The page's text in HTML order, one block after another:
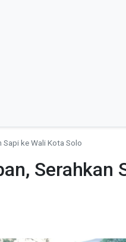
Sapi ke Wali Kota Solo
Serahkan